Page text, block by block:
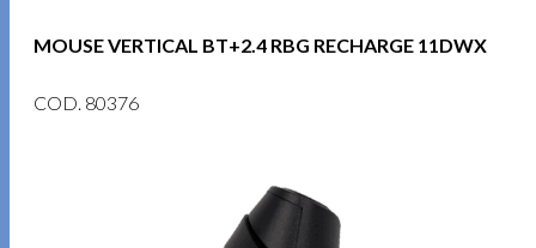
MOUSE VERTICAL BT+2.4 RBG RECHARGE 11DWX
COD. 80376